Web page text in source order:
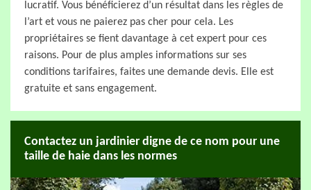
lucratif. Vous bénéficierez d’un résultat dans les règles de
l’art et vous ne paierez pas cher pour cela. Les
propriétaires se fient davantage à cet expert pour ces
raisons. Pour de plus amples informations sur ses
conditions tarifaires, faites une demande devis. Elle est
gratuite et sans engagement.
Contactez un jardinier digne de ce nom pour une
taille de haie dans les normes